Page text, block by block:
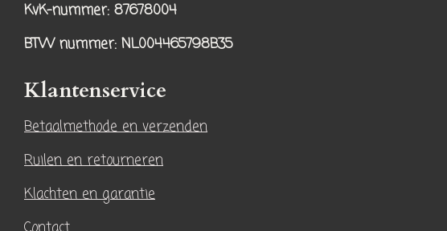
t
a
r
m
T
o
KvK-nummer: 87678004
BTW nummer: NL004465798B35
Klantenservice
Betaalmethode en verzenden
Ruilen en retourneren
Klachten en garantie